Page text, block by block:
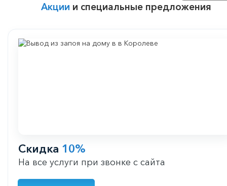
Акции и специальные предложения
Скидка 10%
На все услуги при звонке с сайта